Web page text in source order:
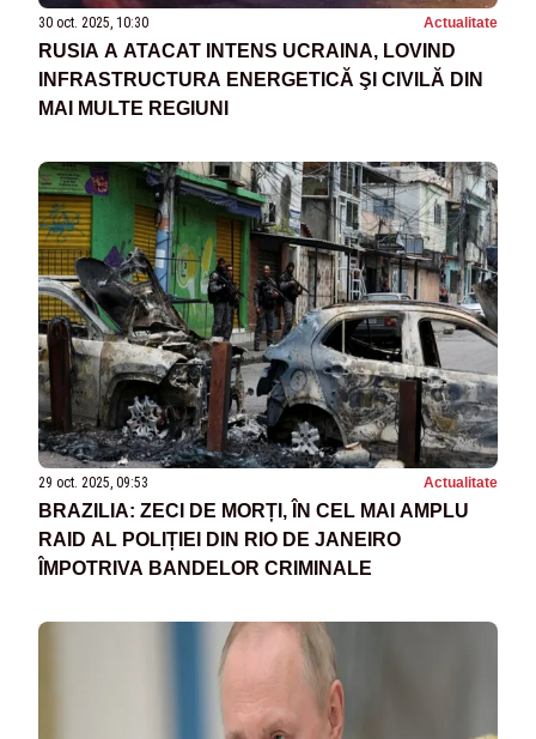
30 oct. 2025, 10:30 Actualitate
RUSIA A ATACAT INTENS UCRAINA, LOVIND
INFRASTRUCTURA ENERGETICĂ ŞI CIVILĂ DIN
MAI MULTE REGIUNI
29 oct. 2025, 09:53 Actualitate
BRAZILIA: ZECI DE MORȚI, ÎN CEL MAI AMPLU
RAID AL POLIȚIEI DIN RIO DE JANEIRO
ÎMPOTRIVA BANDELOR CRIMINALE